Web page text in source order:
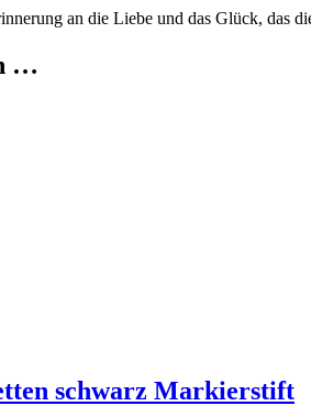
an die Liebe und das Glück, das
…
schwarz Markierstift